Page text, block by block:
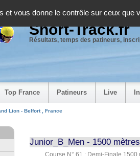
et vous donne le contrôle sur ceux que
Short-Track.fr
Résultats, temps des patineurs,
Top France Patineurs Live
Lion - Belfort , France
Junior_B_Men - 1500